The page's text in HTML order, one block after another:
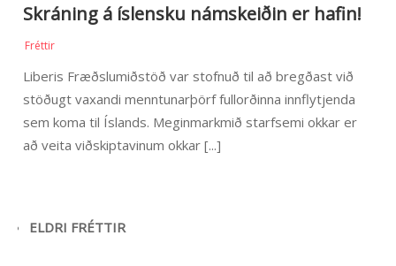
Skráning á íslensku námskeiðin er hafin!
Fréttir
Liberis Fræðslumiðstöð var stofnuð til að bregðast við
stöðugt vaxandi menntunarþörf fullorðinna innflytjenda
sem koma til Íslands. Meginmarkmið starfsemi okkar er
að veita viðskiptavinum okkar [...]
ELDRI FRÉTTIR